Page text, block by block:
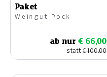
Paket
Weingut Pock
ab nur € 66,00
statt€ 100,00